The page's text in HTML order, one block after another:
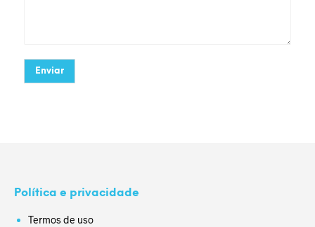
Enviar
Política e privacidade
Termos de uso